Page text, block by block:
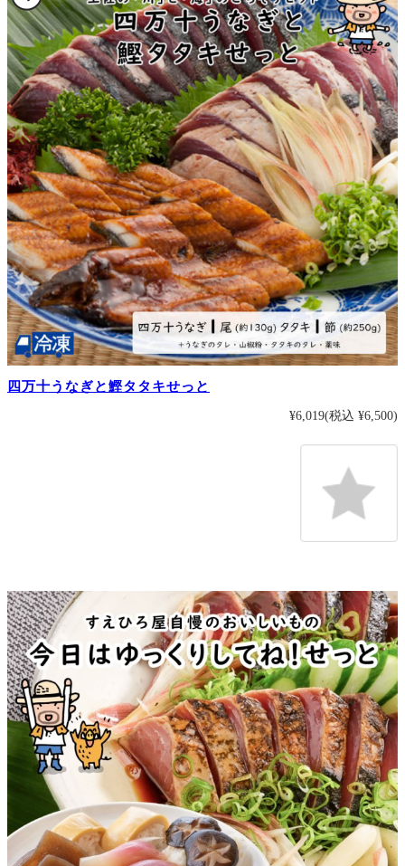
四万十うなぎと鰹タタキせっと
¥6,019(税込 ¥6,500)